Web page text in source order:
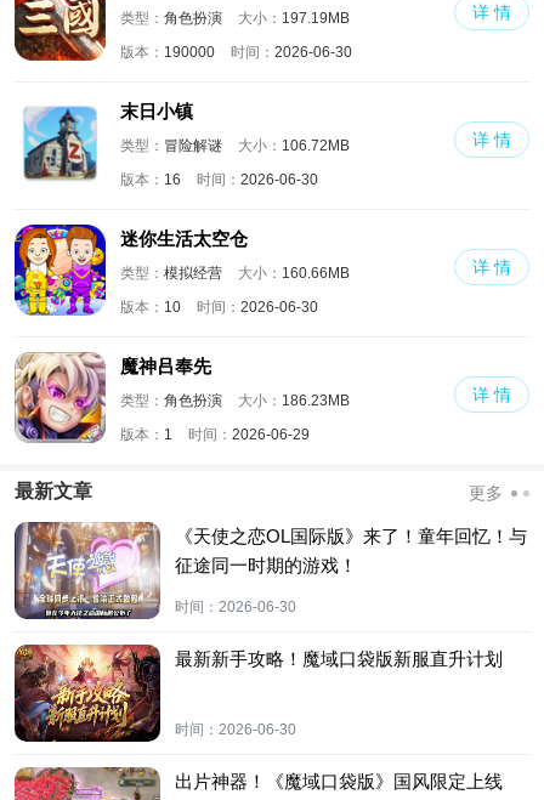
类型： 角色扮演 大小： 197.19MB
版本： 190000 时间： 2026-06-30
详 情
末日小镇
类型： 冒险解谜 大小： 106.72MB
版本： 16 时间： 2026-06-30
详 情
迷你生活太空仓
类型： 模拟经营 大小： 160.66MB
版本： 10 时间： 2026-06-30
详 情
魔神吕奉先
类型： 角色扮演 大小： 186.23MB
版本： 1 时间： 2026-06-29
详 情
最新文章 更多
《天使之恋OL国际版》来了！童年回忆！与
征途同一时期的游戏！
时间： 2026-06-30
最新新手攻略！魔域口袋版新服直升计划
时间： 2026-06-30
出片神器！《魔域口袋版》国风限定上线